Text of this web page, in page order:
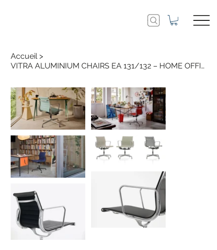
Accueil >
VITRA ALUMINIUM CHAIRS EA 131/132 – HOME OFFICE